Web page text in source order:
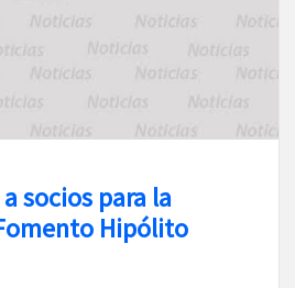
socios para la
Hipólito